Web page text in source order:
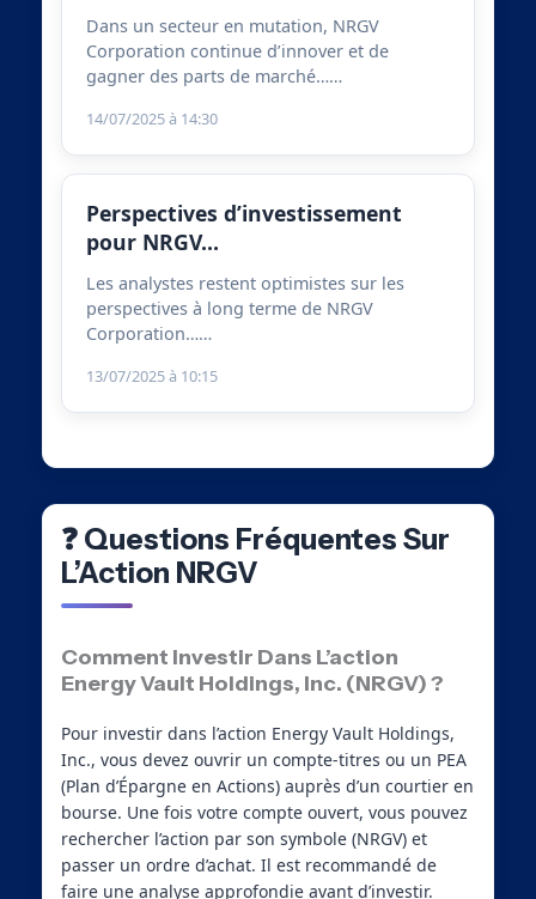
Dans un secteur en mutation, NRGV
Corporation continue d’innover et de
gagner des parts de marché……
14/07/2025 à 14:30
Perspectives d’investissement
pour NRGV…
Les analystes restent optimistes sur les
perspectives à long terme de NRGV
Corporation……
13/07/2025 à 10:15
❓ Questions Fréquentes Sur
L’Action NRGV
Comment Investir Dans L’action
Energy Vault Holdings, Inc. (NRGV) ?
Pour investir dans l’action Energy Vault Holdings,
Inc., vous devez ouvrir un compte-titres ou un PEA
(Plan d’Épargne en Actions) auprès d’un courtier en
bourse. Une fois votre compte ouvert, vous pouvez
rechercher l’action par son symbole (NRGV) et
passer un ordre d’achat. Il est recommandé de
faire une analyse approfondie avant d’investir.